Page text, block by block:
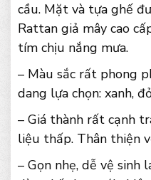
cầu. Mặt và tựa ghế
Rattan giả mây cao
tím chịu nắng mưa.
– Màu sắc rất phong
dang lựa chọn: xanh,
– Giá thành rất cạnh
liệu thấp. Thân thiện
– Gọn nhẹ, dễ vệ sinh